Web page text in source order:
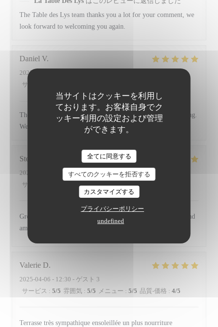
当サイトはクッキーを利用し
ております。お客様自身でク
ッキー利用の設定および管理
ができます。
全てに同意する
すべてのクッキーを拒否する
カスタマイズする
プライバシーポリシー
undefined
The Table des Lys team thanks you a lot for your comment, we
look forward to welcoming you again.
Daniel V
2025-04-09
サービス
La Table Des Lys
はこのレビューに返信しました
The Table des Lys team would like to thank you for your rating.
We look forward to welcoming you again at our restaurant.
Stefan
2025-04-05
- 19:30 - ゲスト 2
サービス
雰囲気: 5/5 メニュー: 5/5
Great to come back here. Excellent menu, service, wine list and
ambience.
Valerie D
2025-04-06 - 12:30 - ゲスト 3
サービス : 5/5 雰囲気 : 5/5 メニュー : 5/5 品質-価格 : 4/5
Terrasse très sympathique ensoleillée un plus nourriture
LA TABLE DES LYS